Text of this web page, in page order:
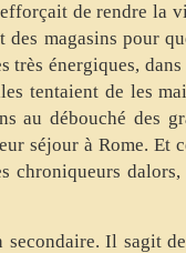
de rendre la
magasins pour
très énergiques,
tentaient de les
au débouché des
séjour à Rome. Et
chroniqueurs
Il sagit